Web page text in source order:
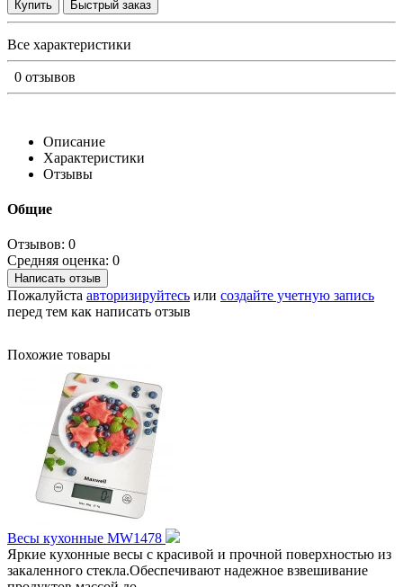
Купить Быстрый заказ
Все характеристики
0 отзывов
Описание
Характеристики
Отзывы
Общие
Отзывов: 0
Средняя оценка: 0
Написать отзыв
Пожалуйста авторизируйтесь или создайте учетную запись
перед тем как написать отзыв
Похожие товары
Весы кухонные MW1478
Яркие кухонные весы с красивой и прочной поверхностью из
закаленного стекла.Обеспечивают надежное взвешивание